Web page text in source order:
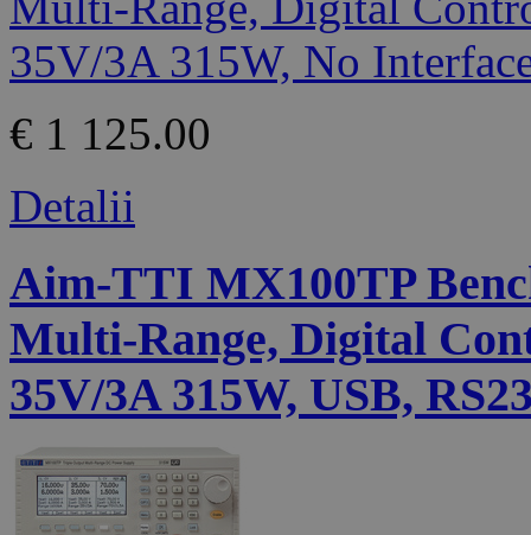
€ 1 125.00
Detalii
Aim-TTI MX100TP
Multi-Range, Digital
35V/3A 315W, USB,